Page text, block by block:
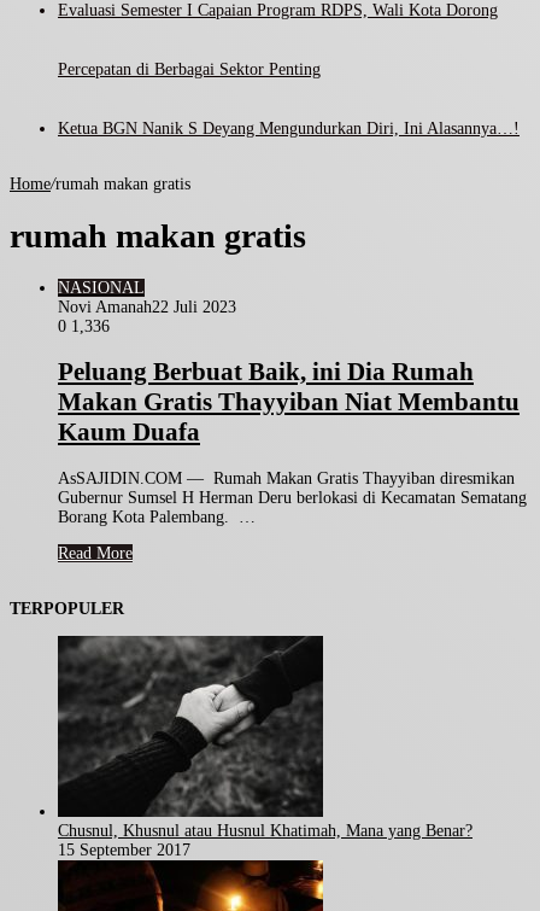
Evaluasi Semester I Capaian Program RDPS, Wali Kota Dorong
Percepatan di Berbagai Sektor Penting
Ketua BGN Nanik S Deyang Mengundurkan Diri, Ini Alasannya…!
Home/rumah makan gratis
rumah makan gratis
NASIONAL
Novi Amanah22 Juli 2023
0 1,336
Peluang Berbuat Baik, ini Dia Rumah
Makan Gratis Thayyiban Niat Membantu
Kaum Duafa
AsSAJIDIN.COM — Rumah Makan Gratis Thayyiban diresmikan
Gubernur Sumsel H Herman Deru berlokasi di Kecamatan Sematang
Borang Kota Palembang. …
Read More
TERPOPULER
Chusnul, Khusnul atau Husnul Khatimah, Mana yang Benar?
15 September 2017